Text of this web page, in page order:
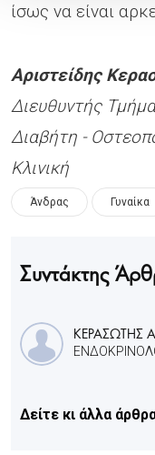
ίσως να είναι
Αριστείδης
Διευθυντής
Διαβήτη -
Κλινική
Άνδρας Γυναίκα
Συντάκτης
ΚΕΡΑΣΩΤΗΣ
Δείτε κι άλλα